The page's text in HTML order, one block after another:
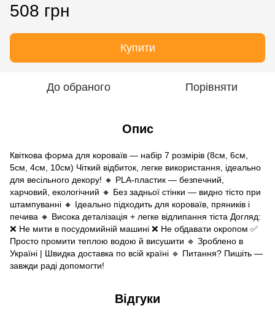
508 грн
Купити
До обраного Порівняти
Опис
Квіткова форма для короваїв — набір 7 розмірів (8см, 6см,
5см, 4см, 10см) Чіткий відбиток, легке використання, ідеально
для весільного декору! 🔸 PLA-пластик — безпечний,
харчовий, екологічний 🔸 Без задньої стінки — видно тісто при
штампуванні 🔸 Ідеально підходить для короваїв, пряників і
печива 🔸 Висока деталізація + легке відлипання тіста Догляд:
❌ Не мити в посудомийній машині ❌ Не обдавати окропом ✅
Просто промити теплою водою й висушити 🔹 Зроблено в
Україні | Швидка доставка по всій країні 🔹 Питання? Пишіть —
завжди раді допомогти!
Відгуки